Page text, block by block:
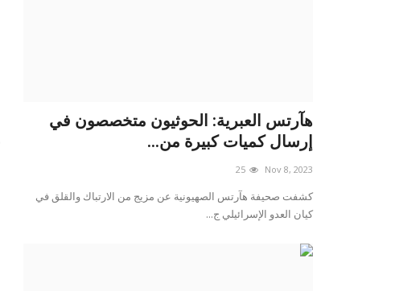
هآرتس العبرية: الحوثيون متخصصون في
إرسال كميات كبيرة من...
Nov 8, 2023
25
كشفت صحيفة هآرتس الصهيونية عن مزيج من الارتباك والقلق في
كيان العدو الإسرائيلي ج...